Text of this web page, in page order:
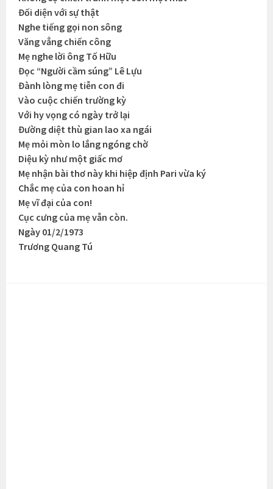
Đối diện với sự thật
Nghe tiếng gọi non sông
Văng vẳng chiến công
Mẹ nghe lời ông Tố Hữu
Đọc “Người cầm súng” Lê Lựu
Đành lòng mẹ tiễn con đi
Vào cuộc chiến trường kỳ
Với hy vọng có ngày trở lại
Đường diệt thù gian lao xa ngái
Mẹ mỏi mòn lo lắng ngóng chờ
Diệu kỳ như một giấc mơ
Mẹ nhận bài thơ này khi hiệp định Pari vừa ký
Chắc mẹ của con hoan hỉ
Mẹ vĩ đại của con!
Cục cưng của mẹ vẫn còn.
Ngày 01/2/1973
Trương Quang Tú